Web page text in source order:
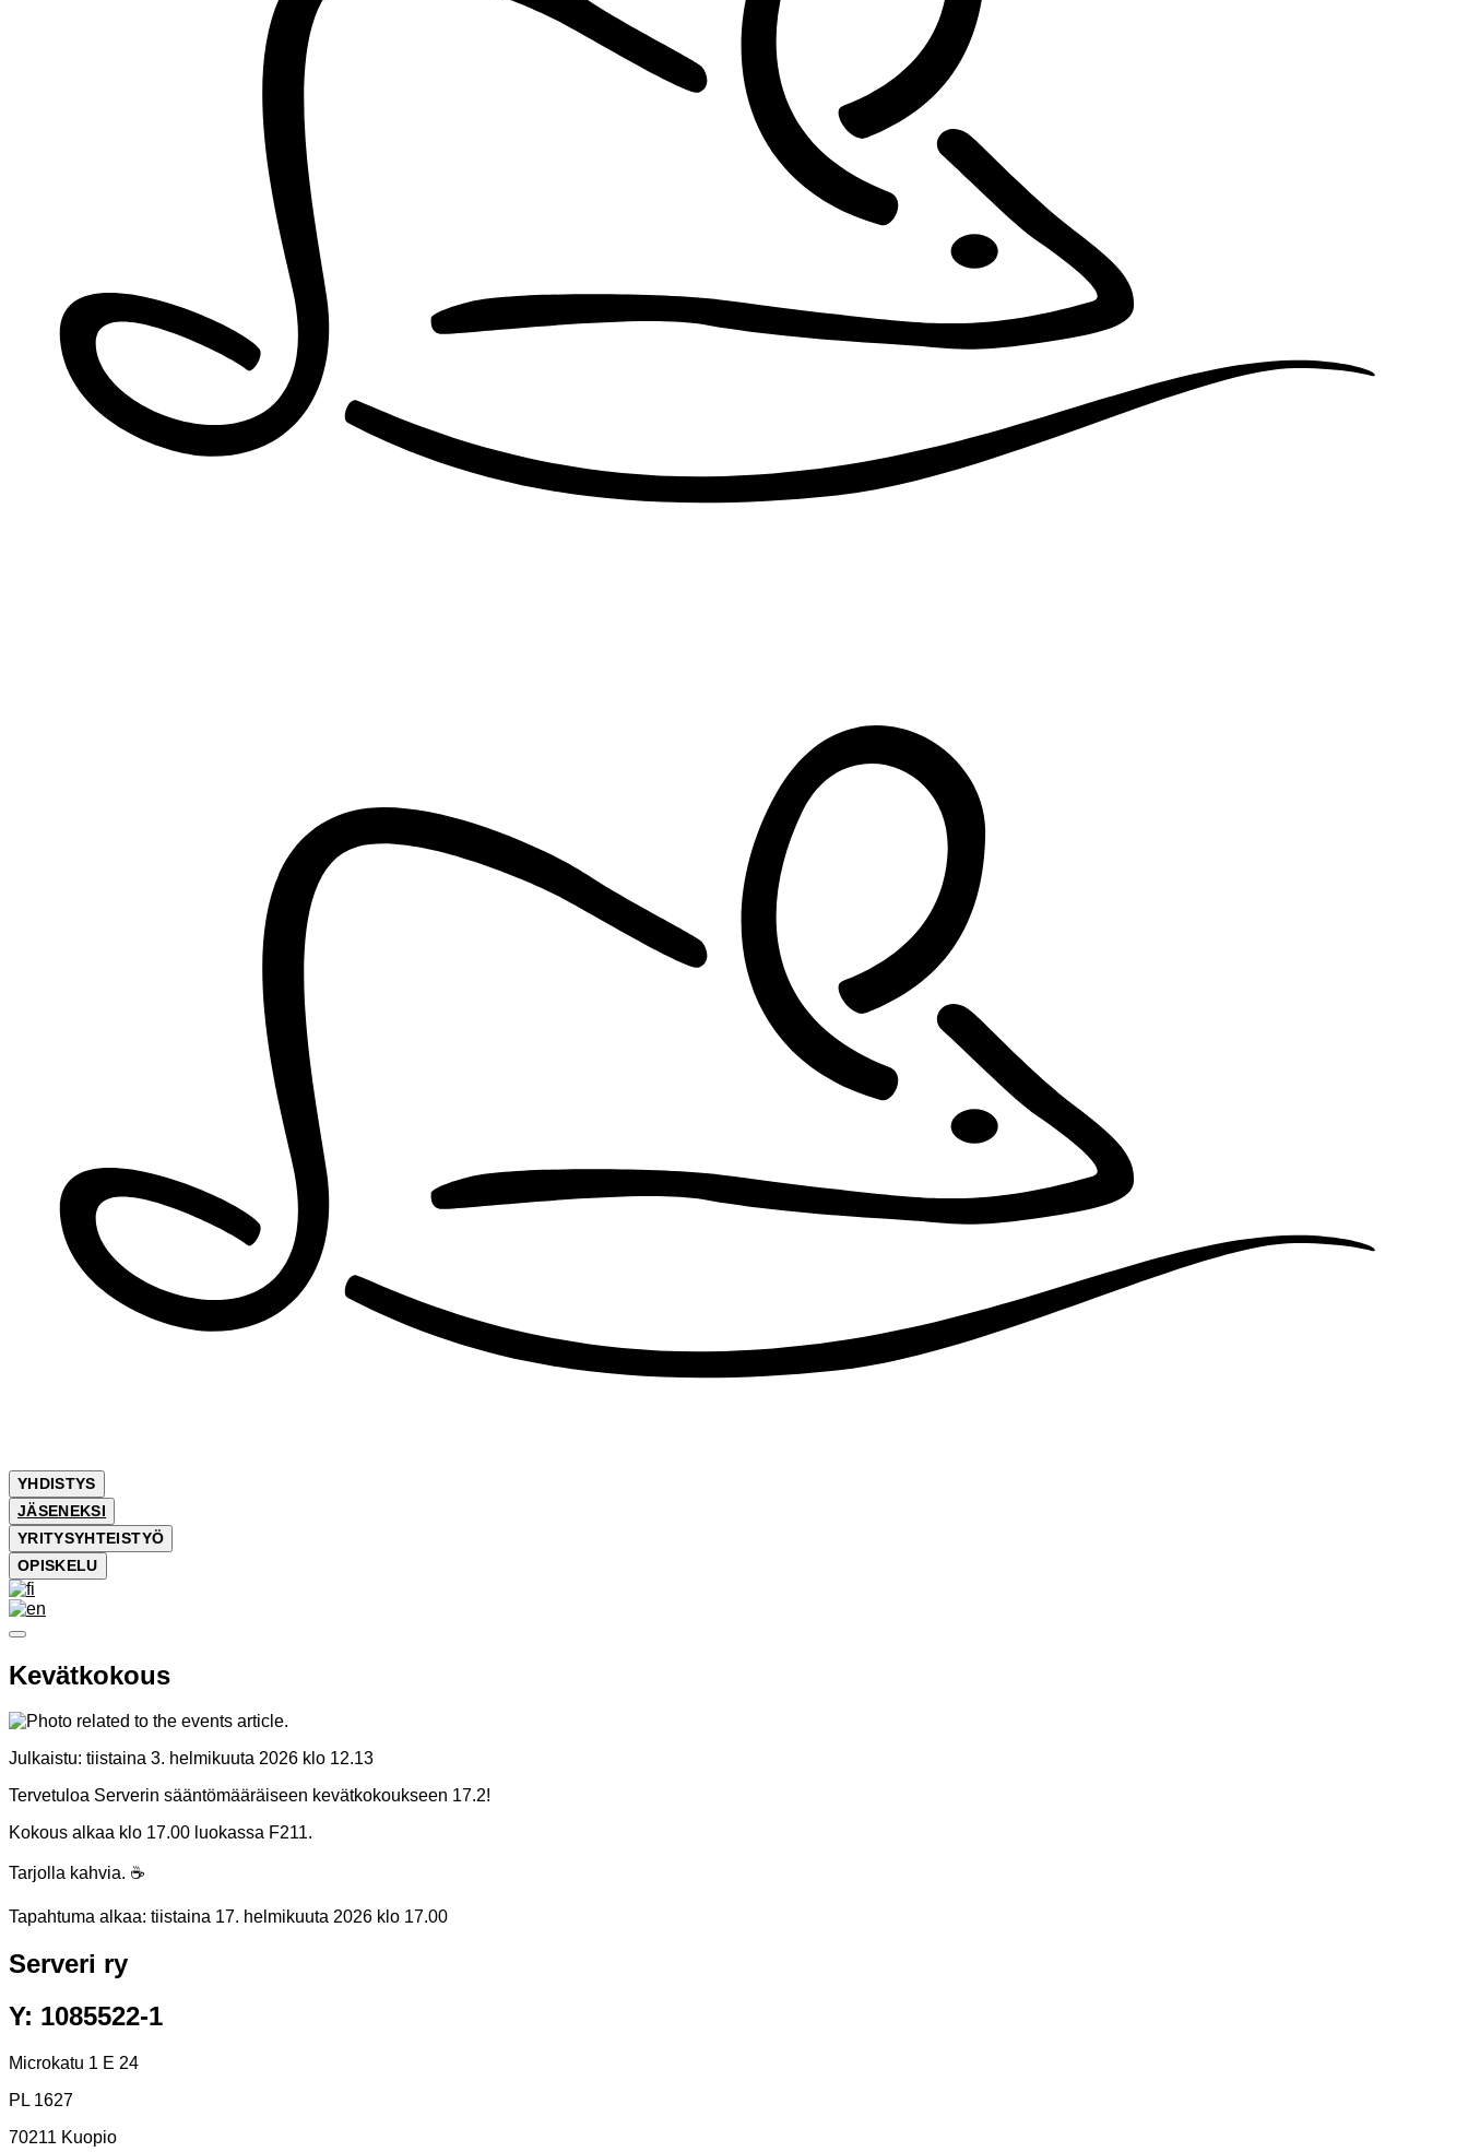
YHDISTYS
JÄSENEKSI
YRITYSYHTEISTYÖ
OPISKELU
Kevätkokous
Julkaistu: tiistaina 3. helmikuuta 2026 klo 12.13
Tervetuloa Serverin sääntömääräiseen kevätkokoukseen 17.2!
Kokous alkaa klo 17.00 luokassa F211.
Tarjolla kahvia. ☕
Tapahtuma alkaa: tiistaina 17. helmikuuta 2026 klo 17.00
Serveri ry
Y: 1085522-1
Microkatu 1 E 24
PL 1627
70211 Kuopio